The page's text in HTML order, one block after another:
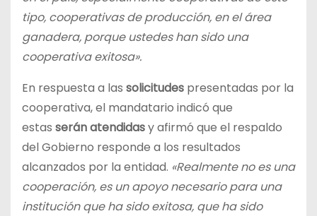
tipo, cooperativas de producción, en el área
ganadera, porque ustedes han sido una
cooperativa exitosa».
En respuesta a las solicitudes presentadas por la
cooperativa, el mandatario indicó que
estas serán atendidasy afirmó que el respaldo
del Gobierno responde a los resultados
alcanzados por la entidad. «Realmente no es una
cooperación, es un apoyo necesario para una
institución que ha sido exitosa, que ha sido